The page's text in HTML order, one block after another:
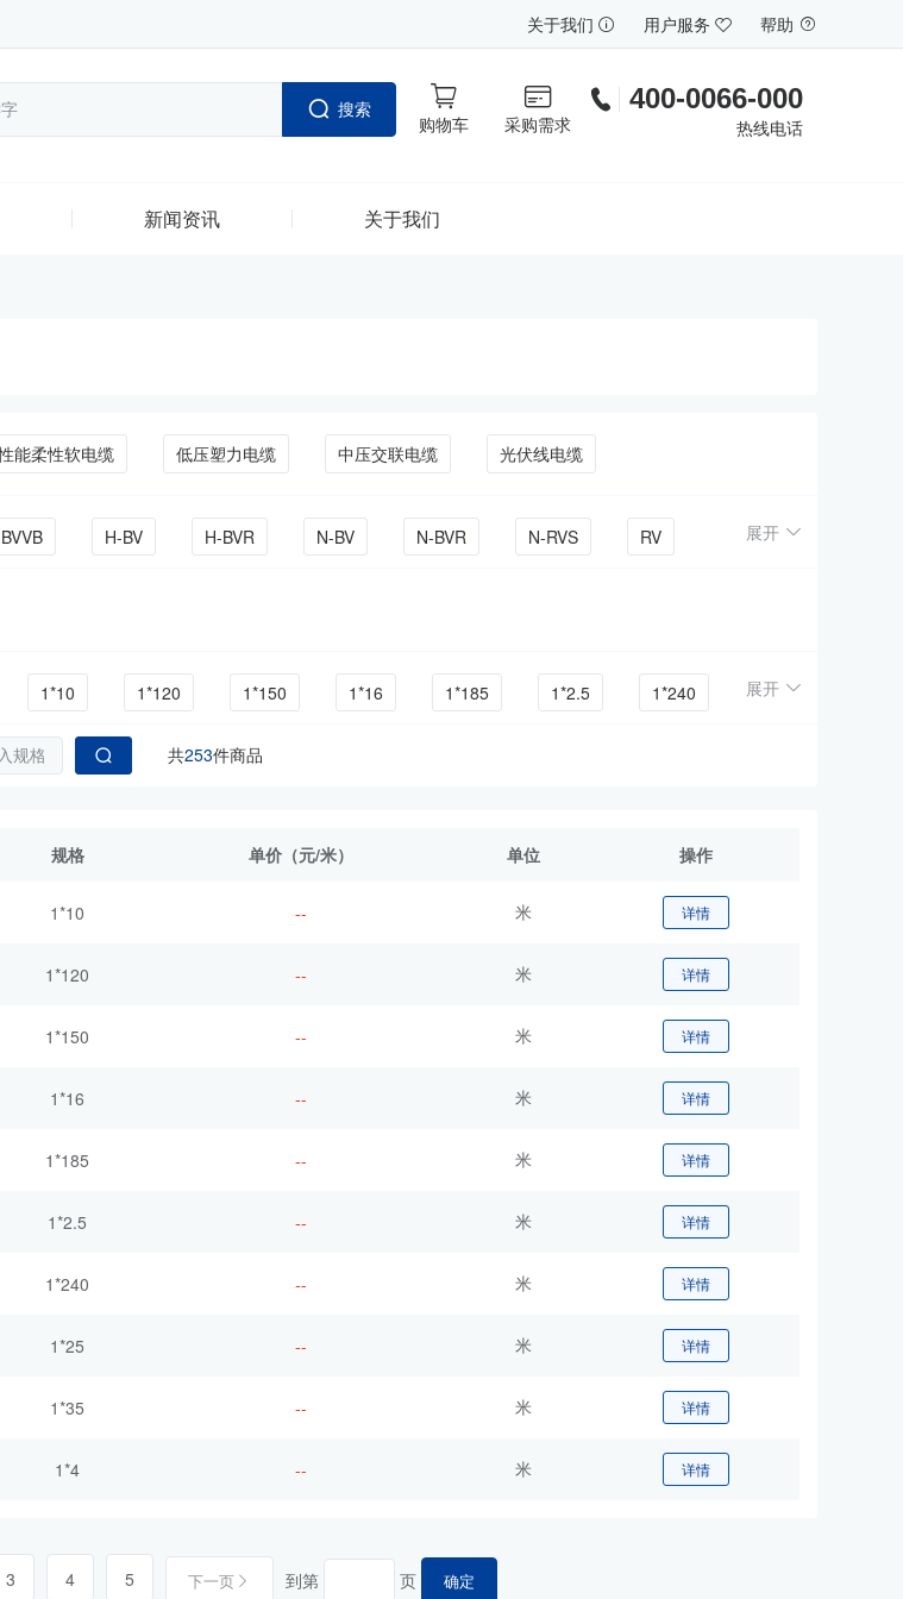
关于我们 用户服务 帮助
搜索
购物车 采购需求
400-0066-000
热线电话
新闻资讯 关于我们
能柔性软电缆 低压塑力电缆 中压交联电缆 光伏线电缆
BVVB H-BV H-BVR N-BV N-BVR N-RVS RV 展开
1*10 1*120 1*150 1*16 1*185 1*2.5 1*240
1*50 1*70
4*1.5 5*0.5 5*0.75 5*1.5
7*0.5
展开
共253件商品
规格 单价（元/米） 单位 操作
1*10 -- 米 详情
1*120 -- 米 详情
1*150 -- 米 详情
1*16 -- 米 详情
1*185 -- 米 详情
1*2.5 -- 米 详情
1*240 -- 米 详情
1*25 -- 米 详情
1*35 -- 米 详情
1*4 -- 米 详情
3 4 5 下一页 到第 页 确定